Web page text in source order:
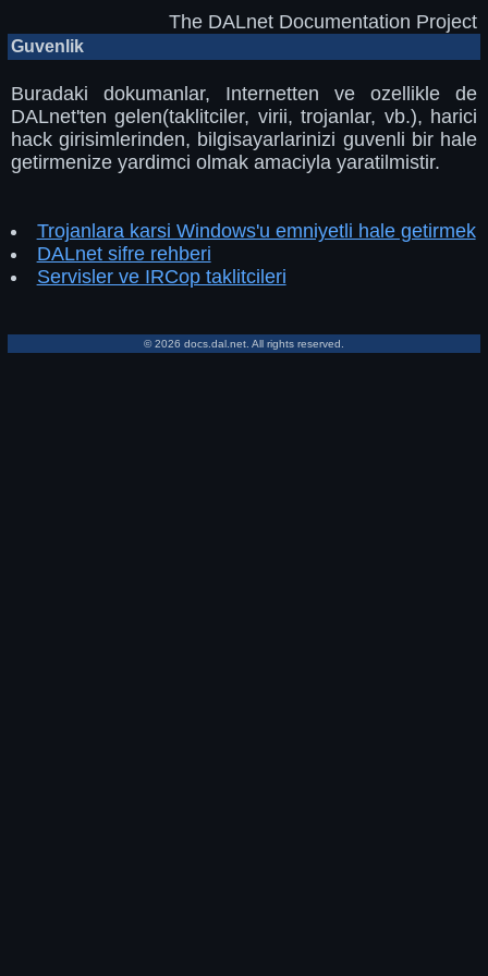
The DALnet Documentation Project
Guvenlik
Buradaki dokumanlar, Internetten ve ozellikle de
DALnet'ten gelen(taklitciler, virii, trojanlar, vb.), harici
hack girisimlerinden, bilgisayarlarinizi guvenli bir hale
getirmenize yardimci olmak amaciyla yaratilmistir.
Trojanlara karsi Windows'u emniyetli hale getirmek
DALnet sifre rehberi
Servisler ve IRCop taklitcileri
© 2026 docs.dal.net. All rights reserved.